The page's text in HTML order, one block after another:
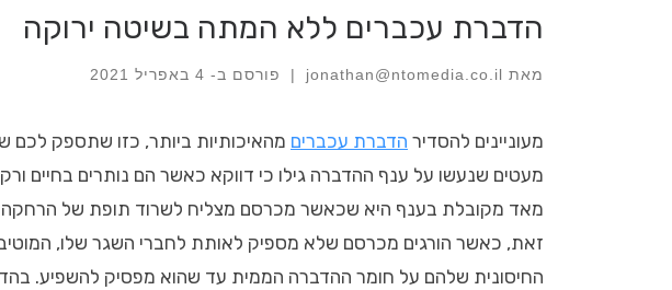
הדברת עכברים ללא המתה בשיטה ירוקה
מאת jonathan@ntomedia.co.il
| פורסם ב- 4 באפריל 2021
מעוניינים להסדיר הדברת עכברים מהאיכותיות ביותר, כזו שתספק
מעטים שנעשו על ענף ההדברה גילו כי דווקא כאשר הם נותרים בחיים
מאד מקובלת בענף היא שכאשר מכרסם מצליח לשרוד תופת של
זאת, כאשר הורגים מכרסם שלא מספיק לאותת לחברי השגר שלו,
החיסונית שלהם על חומר ההדברה הממית עד שהוא מפסיק להשפיע.